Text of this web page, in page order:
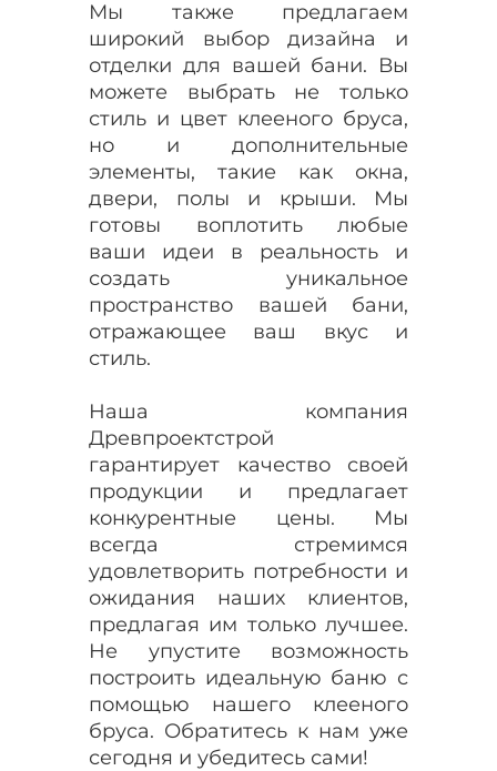
Мы также предлагаем
широкий выбор дизайна и
отделки для вашей бани. Вы
можете выбрать не только
стиль и цвет клееного бруса,
но и дополнительные
элементы, такие как окна,
двери, полы и крыши. Мы
готовы воплотить любые
ваши идеи в реальность и
создать уникальное
пространство вашей бани,
отражающее ваш вкус и
стиль.
Наша компания
Древпроектстрой
гарантирует качество своей
продукции и предлагает
конкурентные цены. Мы
всегда стремимся
удовлетворить потребности и
ожидания наших клиентов,
предлагая им только лучшее.
Не упустите возможность
построить идеальную баню с
помощью нашего клееного
бруса. Обратитесь к нам уже
сегодня и убедитесь сами!